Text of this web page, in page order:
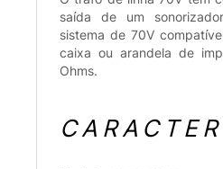
saída de um
sistema de 70V
caixa ou arandela de
Ohms.